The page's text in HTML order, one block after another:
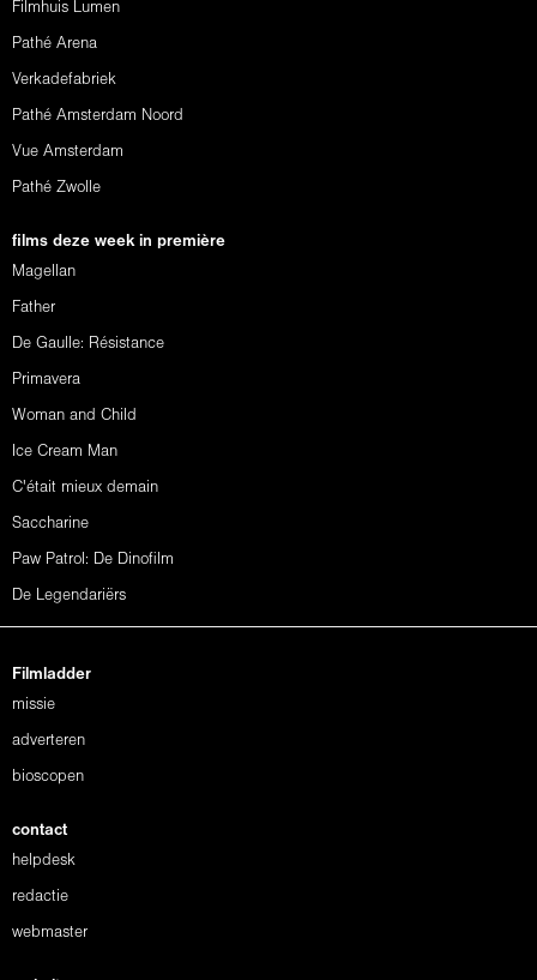
Filmhuis Lumen
Pathé Arena
Verkadefabriek
Pathé Amsterdam Noord
Vue Amsterdam
Pathé Zwolle
films deze week in première
Magellan
Father
De Gaulle: Résistance
Primavera
Woman and Child
Ice Cream Man
C'était mieux demain
Saccharine
Paw Patrol: De Dinofilm
De Legendariërs
Filmladder
missie
adverteren
bioscopen
contact
helpdesk
redactie
webmaster